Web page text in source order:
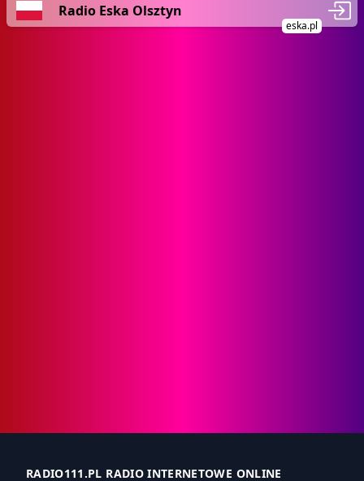
Radio Eska Olsztyn
eska.pl
RADIO111.PL RADIO INTERNETOWE ONLINE